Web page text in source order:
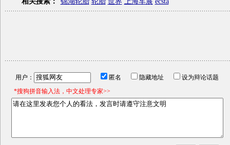
用户： 匿名 隐藏地址
设为辩论话题
*搜狗拼音输入法，中文处理专家>>